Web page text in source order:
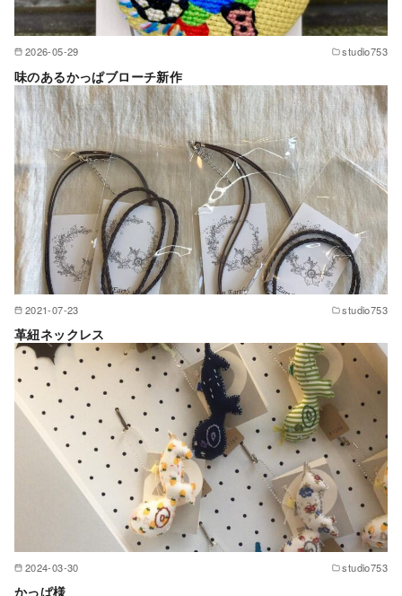
2026-05-29 studio753
味のあるかっぱブローチ新作
2021-07-23 studio753
革紐ネックレス
2024-03-30 studio753
かっぱ様